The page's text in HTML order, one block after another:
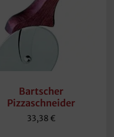
Bartscher
Pizzaschneider
33,38 €